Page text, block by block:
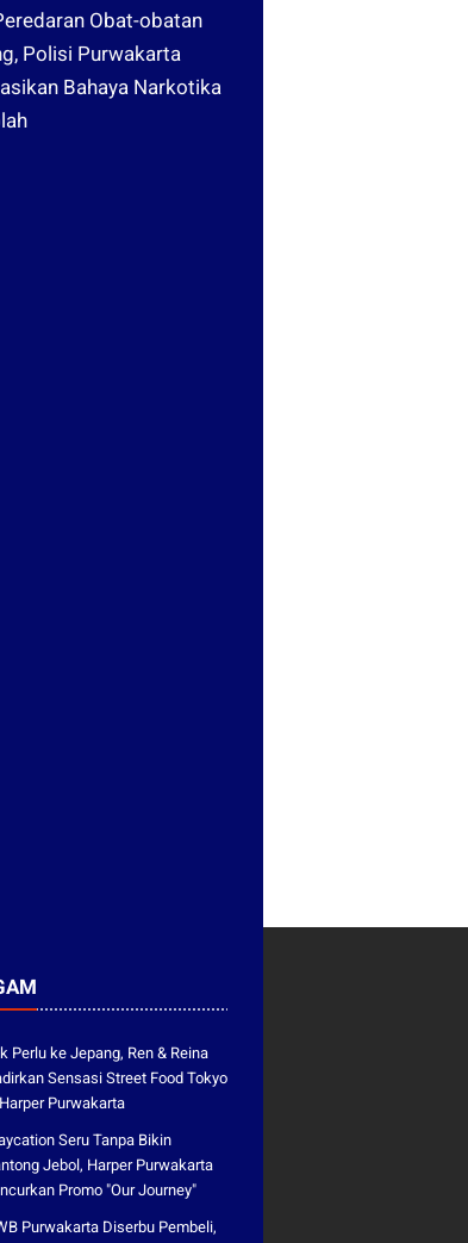
Obat-obatan
Polisi Purwakarta
Bahaya Narkotika
Perlu ke Jepang, Ren & Reina
Sensasi Street Food Tokyo
Purwakarta
Seru Tanpa Bikin
Jebol, Harper Purwakarta
Promo "Our Journey"
Purwakarta Diserbu Pembeli,